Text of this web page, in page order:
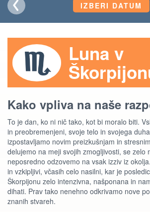
IZBERI DATUM
Luna v
Kako vpliva na naše
To je dan, ko ni nič tako, kot bi moralo biti.
in preobremenjeni, svoje telo in svojega
izpostavljamo novim preizkušnjam in
delujemo na meji svojih zmogljivosti, se zelo
neposredno odzovemo na vsak izziv iz
in vzkipljivi, včasih celo nasilni, kar je
Škorpijonu zelo intenzivna, našponana in
dihati. Prav tako nenehno odkrivamo nove
znanih stvareh.